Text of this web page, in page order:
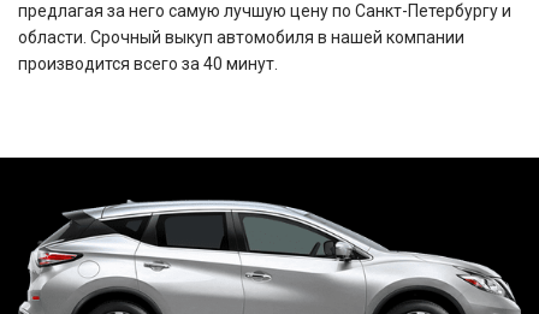
предлагая за него самую лучшую цену по Санкт-Петербургу и
области. Срочный выкуп автомобиля в нашей компании
производится всего за 40 минут.